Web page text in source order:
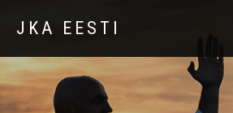
JKA EESTI